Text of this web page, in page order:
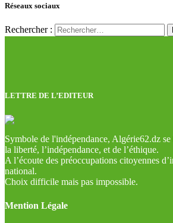
Réseaux sociaux
Rechercher :
LETTRE DE L’EDITEUR
Symbole de l'indépendance, Algérie62.dz
la liberté, l’indépendance, et de l’éthique.
A l’écoute des préoccupations citoyennes
national.
Choix difficile mais pas impossible.
Mention Légale